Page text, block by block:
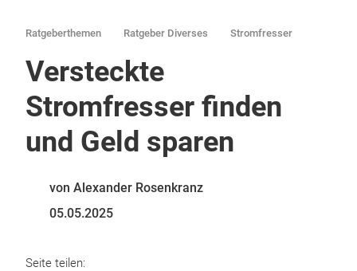
Ratgeberthemen Ratgeber Diverses Stromfresser
Versteckte
Stromfresser finden
und Geld sparen
von Alexander Rosenkranz
05.05.2025
Seite teilen: